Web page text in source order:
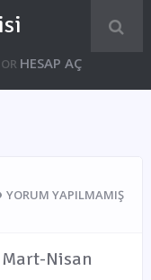
HESAP AÇ
YORUM YAPILMAMIŞ
Mart-Nisan